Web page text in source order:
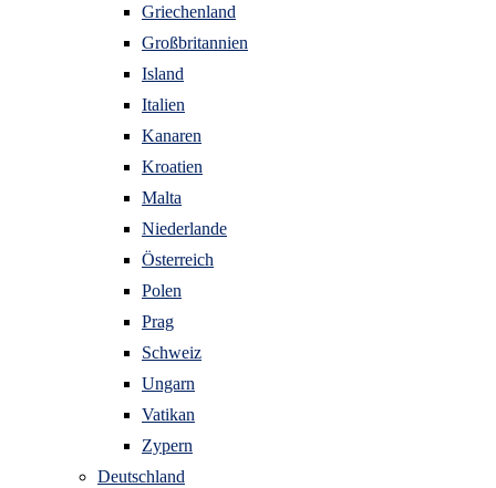
Griechenland
Großbritannien
Island
Italien
Kanaren
Kroatien
Malta
Niederlande
Österreich
Polen
Prag
Schweiz
Ungarn
Vatikan
Zypern
Deutschland